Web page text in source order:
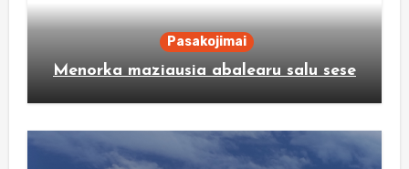
Pasakojimai
Menorka maziausia abalearu salu sese